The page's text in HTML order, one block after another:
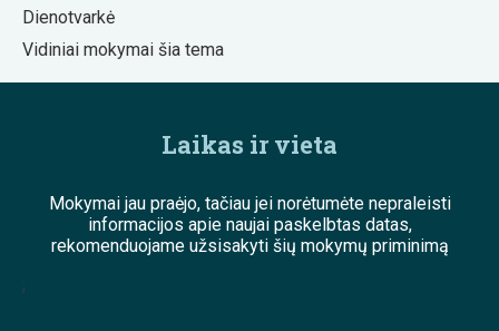
Dienotvarkė
Vidiniai mokymai šia tema
Laikas ir vieta
Mokymai jau praėjo, tačiau jei norėtumėte nepraleisti
informacijos apie naujai paskelbtas datas,
rekomenduojame užsisakyti šių mokymų priminimą
;